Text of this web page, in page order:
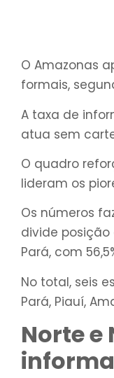
O Amazonas
formais,
A taxa de
atua sem
O quadro
lideram os
Os números
divide posição
Pará, com
No total, seis
Pará, Piauí,
Norte